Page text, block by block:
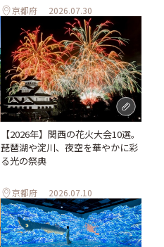
京都府 2026.07.30
【2026年】関西の花火大会10選。
琵琶湖や淀川、夜空を華やかに彩
る光の祭典
京都府 2026.07.10